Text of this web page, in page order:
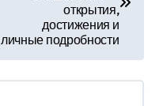
открытия,
достижения и
личные подробности